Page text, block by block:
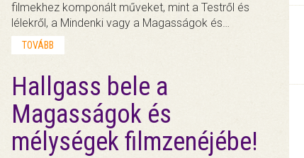
filmekhez komponált műveket, mint a Testről és
lélekről, a Mindenki vagy a Magasságok és…
TOVÁBB
Hallgass bele a
Magasságok és
mélységek filmzenéjébe!